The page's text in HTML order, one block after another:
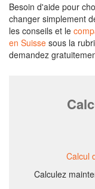
Besoin d'aide pour
changer simplement
les conseils et le
en Suisse sous la
demandez
Calcul
Calculez